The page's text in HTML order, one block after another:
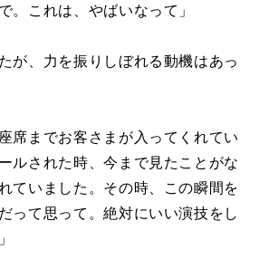
。これは、やばいなって」
が、力を振りしぼれる動機はあっ
席までお客さまが入ってくれてい
ルされた時、今まで見たことがな
ていました。その時、この瞬間を
って思って。絶対にいい演技をし